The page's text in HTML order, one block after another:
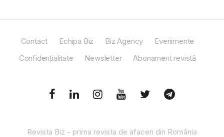
Contact Echipa Biz Biz Agency
Evenimente
Confidențialitate
Newsletter Abonament revistă
Revista Biz - prima revista de afaceri din România